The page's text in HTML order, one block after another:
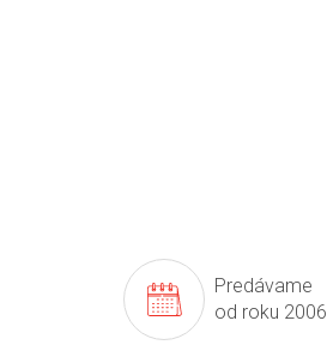
Predávame
od roku 2006